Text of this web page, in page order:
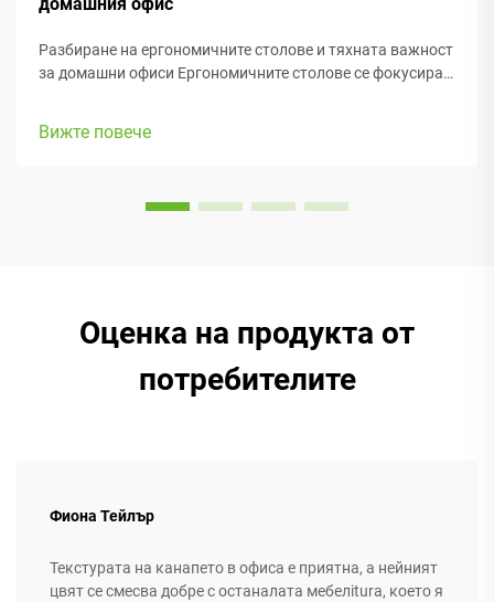
Разбиране на ергономичните столове и тяхната важност
за домашни офиси Ергономичните столове се фокусират
съответстват на различни телосложения и
Вижте повече
Оценка на продукта от
потребителите
Фиона Тейлър
Текстурата на канапето в офиса е приятна, а нейният
цвят се смесва добре с останалата мебелitura, което я